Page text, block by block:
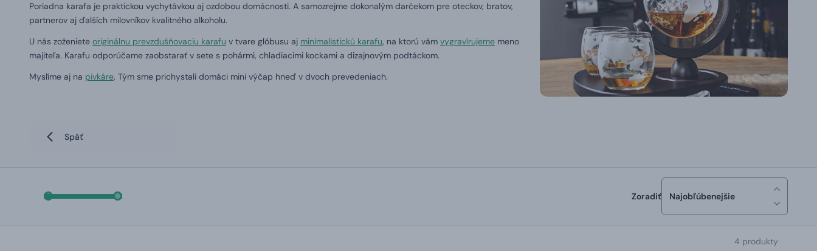
Poriadna karafa je praktickou vychytávkou aj ozdobou domácnosti. A samozrejme dokonalým darčekom pre oteckov, bratov,
partnerov aj ďalších milovníkov kvalitného alkoholu.
U nás zoženiete originálnu prevzdušňovaciu karafu v tvare glóbusu aj minimalistickú karafu, na ktorú vám vygravírujeme meno
majiteľa. Karafu odporúčame zaobstarať v sete s pohármi, chladiacimi kockami a dizajnovým podtáckom.
Myslíme aj na pivkáre. Tým sme prichystali domáci mini výčap hneď v dvoch prevedeniach.
Späť
Zoradiť Najobľúbenejšie
4 produkty